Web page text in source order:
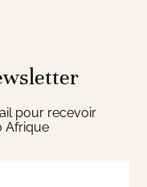
pour recevoir
Afrique